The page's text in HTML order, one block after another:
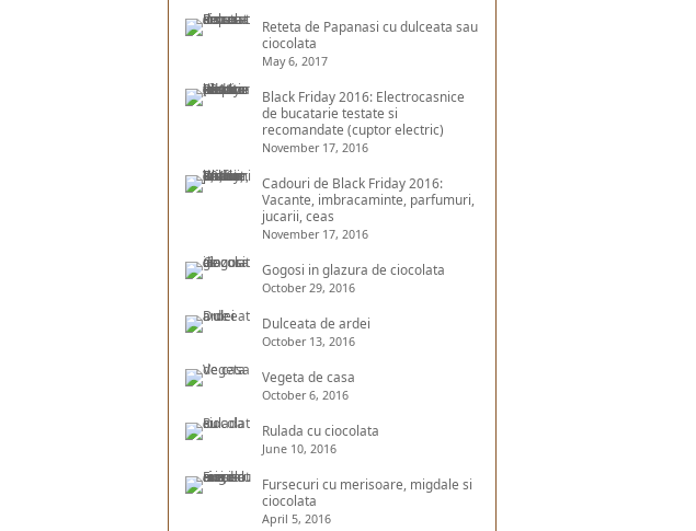
Reteta de Papanasi cu dulceata sau
ciocolata
May 6, 2017
Black Friday 2016: Electrocasnice
de bucatarie testate si
recomandate (cuptor electric)
November 17, 2016
Cadouri de Black Friday 2016:
Vacante, imbracaminte, parfumuri,
jucarii, ceas
November 17, 2016
Gogosi in glazura de ciocolata
October 29, 2016
Dulceata de ardei
October 13, 2016
Vegeta de casa
October 6, 2016
Rulada cu ciocolata
June 10, 2016
Fursecuri cu merisoare, migdale si
ciocolata
April 5, 2016